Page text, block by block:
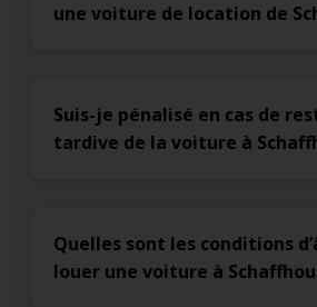
une voiture de location de
Suis-je pénalisé en cas de
tardive de la voiture à
Quelles sont les conditions
louer une voiture à